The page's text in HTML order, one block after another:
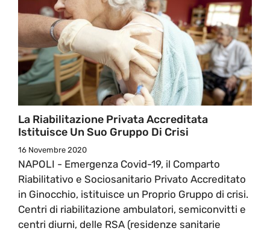
La Riabilitazione Privata Accreditata
Istituisce Un Suo Gruppo Di Crisi
16 Novembre 2020
NAPOLI - Emergenza Covid-19, il Comparto
Riabilitativo e Sociosanitario Privato Accreditato
in Ginocchio, istituisce un Proprio Gruppo di crisi.
Centri di riabilitazione ambulatori, semiconvitti e
centri diurni, delle RSA (residenze sanitarie